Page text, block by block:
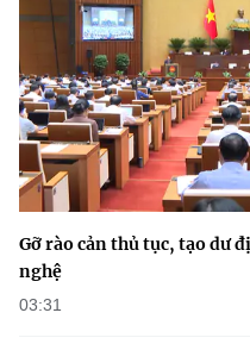
Gỡ rào cản thủ tục, tạo dư
nghệ
03:31